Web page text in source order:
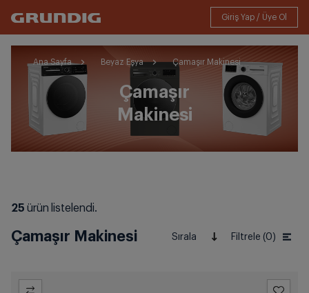
Ana Sayfa Beyaz Eşya Çamaşır Makinesi
Çamaşır
Makinesi
25 ürün listelendi.
Çamaşır Makinesi Sırala Filtrele (0)